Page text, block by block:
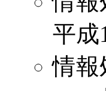
平成
情報